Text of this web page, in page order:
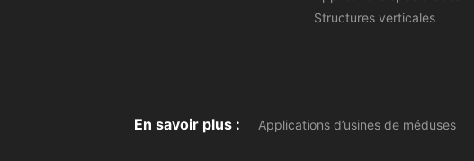
Structures verticales
En savoir plus : Applications d’usines de méduses